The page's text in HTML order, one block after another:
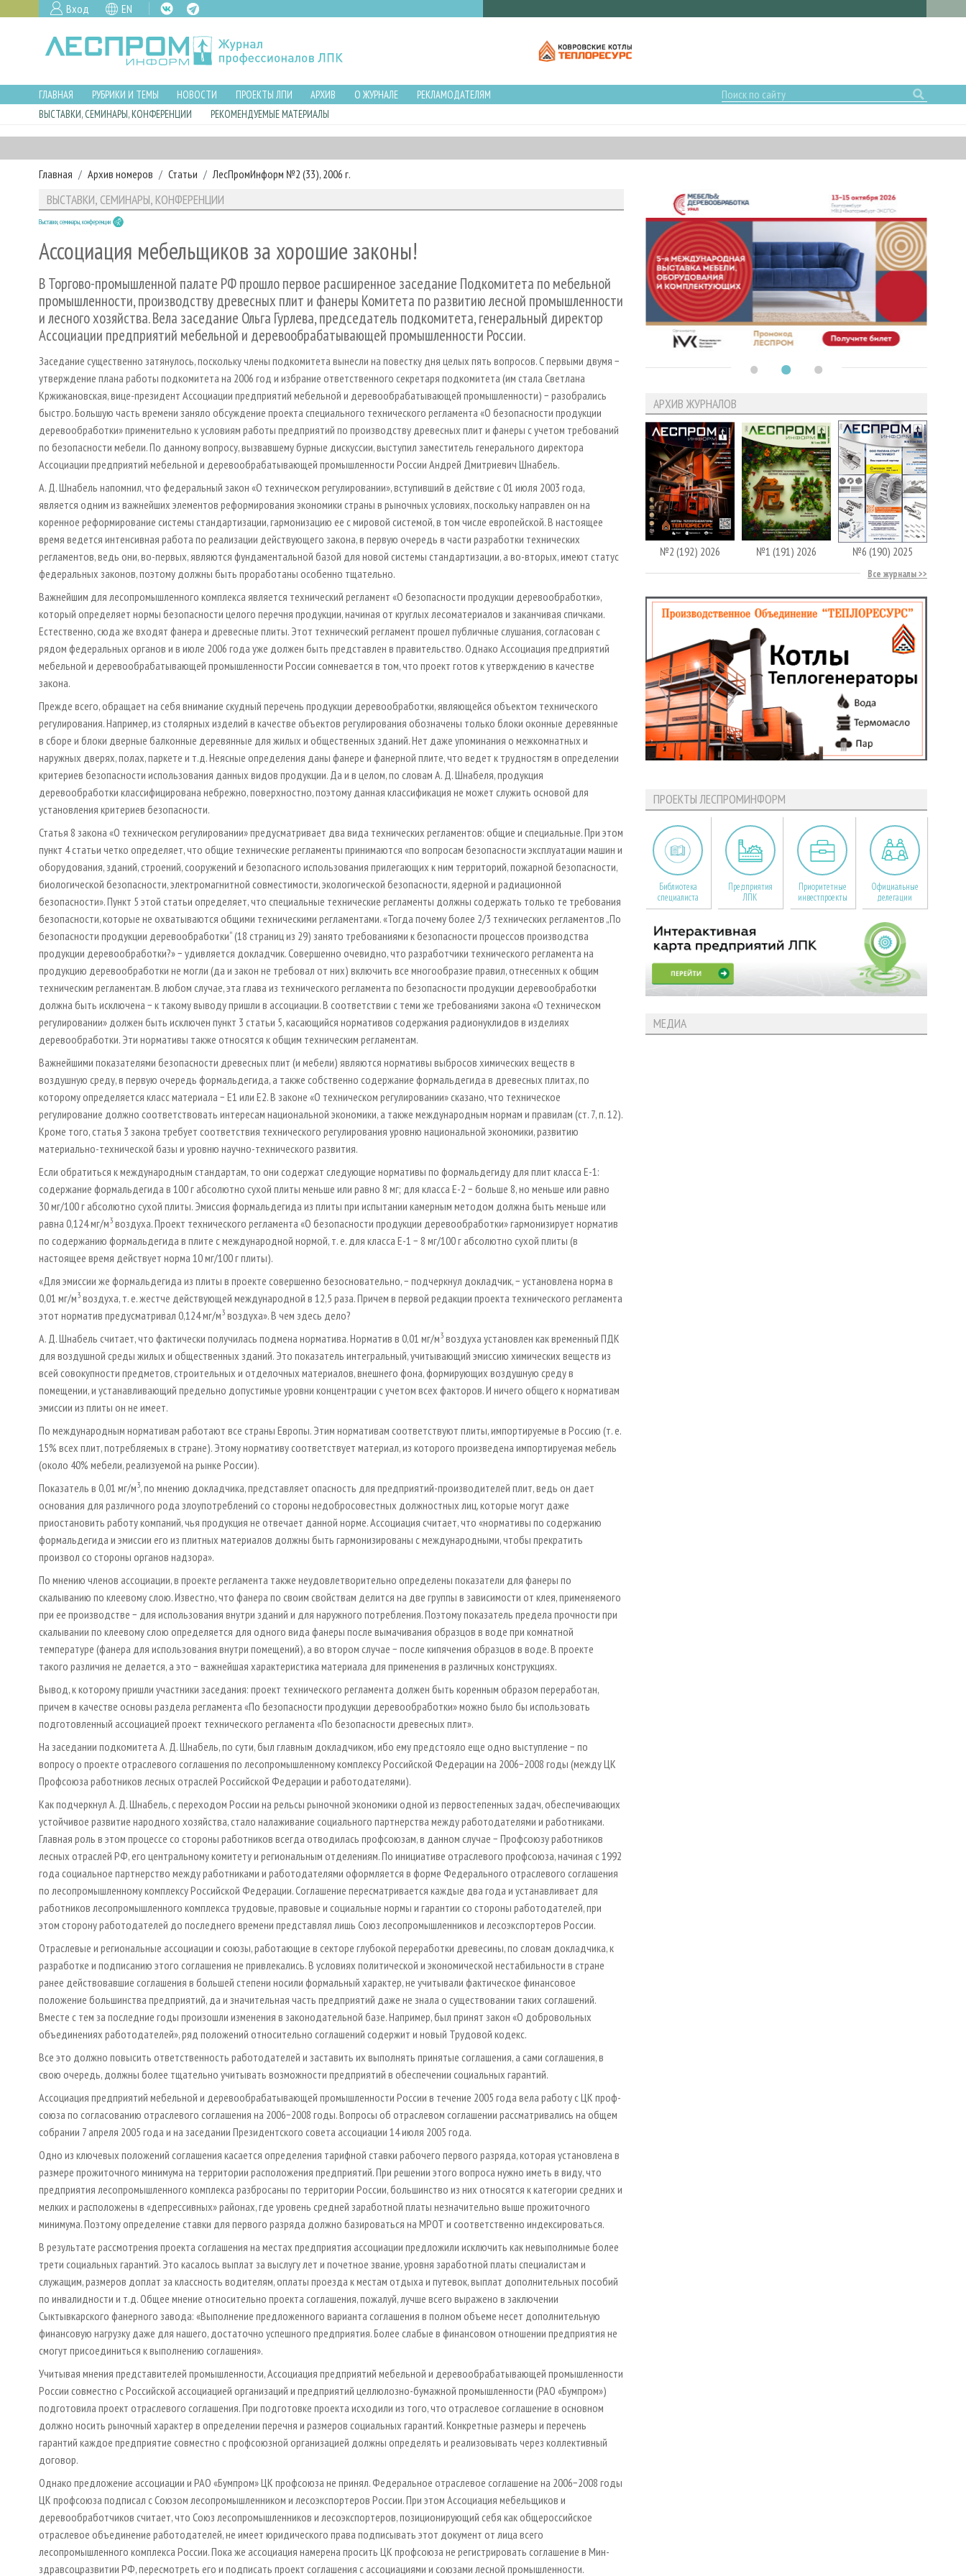
Вход EN
ГЛАВНАЯ РУБРИКИ И ТЕМЫ НОВОСТИ ПРОЕКТЫ ЛПИ АРХИВ О ЖУРНАЛЕ
РЕКЛАМОДАТЕЛЯМ
ВЫСТАВКИ, СЕМИНАРЫ, КОНФЕРЕНЦИИ
РЕКОМЕНДУЕМЫЕ МАТЕРИАЛЫ
Главная Архив номеров Статьи ЛесПромИнформ №2 (33), 2006 г.
ВЫСТАВКИ, СЕМИНАРЫ, КОНФЕРЕНЦИИ
Выставки, семинары, конференции
Ассоциация мебельщиков за хорошие законы!
В Торгово-промышленной палате РФ прошло первое расширенное заседание Подкомитета по мебельной
промышленности, производству древесных плит и фанеры Комитета по развитию лесной промышленности
и лесного хозяйства. Вела заседание Ольга Гурлева, председатель подкомитета, генеральный директор
Ассоциации предприятий мебельной и деревообрабатывающей промышленности России.
Заседание существенно затянулось, поскольку члены подкомитета вынесли на повестку дня целых пять вопросов. С первыми двумя −
утверждение плана работы подкомитета на 2006 год и избрание ответственного секретаря подкомитета (им стала Светлана
Кржижановская, вице-президент Ассоциации предприятий мебельной и деревообрабатывающей промышленности) − разобрались
быст­ро. Большую часть времени заняло обсуждение проекта специального технического регламента «О безопасности продукции
деревообработки» применительно к условиям работы предприятий по производству древесных плит и фанеры с учетом требований
по безопасности мебели. По данному вопросу, вызвавшему бурные дискуссии, выступил заместитель генерального директора
Ассоциации предприятий мебельной и деревообрабатывающей промышленности России Андрей Дмитриевич Шнабель.
А. Д. Шнабель напомнил, что федеральный закон «О техническом регулировании», вступивший в действие с 01 июля 2003 года,
является одним из важнейших элементов реформирования экономики страны в рыночных условиях, поскольку направлен он на
коренное реформирование сис­темы стандартизации, гармонизацию ее с мировой системой, в том числе европейской. В настоящее
время ведется интенсивная работа по реализации действующего закона, в первую очередь в части разработки технических
регламентов, ведь они, во-первых, являются фундаментальной базой для новой системы стандартизации, а во-вторых, имеют статус
федеральных законов, поэтому должны быть проработаны особенно тщательно.
Важнейшим для лесопромышленного комплекса является технический регламент «О безопасности продукции деревообработки»,
который определяет нормы безопасности целого перечня продукции, начиная от круглых лесоматериалов и заканчивая спичками.
Естественно, сюда же входят фанера и древесные плиты. Этот технический регламент прошел публичные слушания, согласован с
рядом федеральных органов и в июле 2006 года уже должен быть представлен в правительство. Однако Ассоциация предприятий
мебельной и деревообрабатывающей промышленности России сомневается в том, что проект готов к утверждению в качестве
закона.
Прежде всего, обращает на себя внимание скудный перечень продукции деревообработки, являющейся объектом технического
регулирования. Например, из столярных изделий в качестве объектов регулирования обозначены только блоки оконные деревянные
в сборе и блоки дверные балконные деревянные для жилых и общественных зданий. Нет даже упоминания о межкомнатных и
наружных дверях, полах, паркете и т.д. Неясные определения даны фанере и фанерной плите, что ведет к трудностям в определении
критериев безопасности использования данных видов продукции. Да и в целом, по словам А. Д. Шнабеля, продукция
деревообработки классифицирована небрежно, поверхностно, поэтому данная классификация не может служить основой для
установления критериев безопасности.
Статья 8 закона «О техническом регулировании» предусматривает два вида технических регламентов: общие и специальные. При этом
пункт 4 статьи четко определяет, что общие технические регламенты принимаются «по вопросам безопасности эксплуатации машин и
оборудования, зданий, строений, сооружений и безопасного использования прилегающих к ним территорий, пожарной безопасности,
биологической безопасности, электромагнитной совместимости, экологической безопасности, ядерной и радиационной
безопасности». Пункт 5 этой статьи определяет, что специальные технические рег­ламенты должны содержать только те требования
безопасности, которые не охватываются общими техническими регламентами. «Тогда почему более 2/3 технических регламентов „По
безопасности продукции деревообработки“ (18 страниц из 29) занято требованиями к безопасности процессов производства
продукции деревообработки?» − удивляется докладчик. Совершенно очевидно, что разработчики технического регламента на
продукцию деревообработки не могли (да и закон не требовал от них) включить все многообразие правил, отнесенных к общим
техническим регламентам. В любом случае, эта глава из технического регламента по безопасности продукции деревообработки
должна быть исключена − к такому выводу пришли в ассоциации. В соответствии с теми же требованиями закона «О техническом
регулировании» должен быть исключен пункт 3 статьи 5, касающийся нормативов содержания радионуклидов в изделиях
деревообработки. Эти нормативы также относятся к общим техническим регламентам.
Важнейшими показателями безопасности древесных плит (и мебели) являются нормативы выбросов химических веществ в
воздушную среду, в первую очередь формальдегида, а также собственно содержание формальдегида в древесных плитах, по
которому определяется класс материала − Е1 или Е2. В законе «О техническом регулировании» сказано, что техническое
регулирование должно соответствовать интересам национальной экономики, а также международным нормам и правилам (ст. 7, п. 12).
Кроме того, статья 3 закона требует соответствия технического регулирования уровню национальной экономики, развитию
материально-технической базы и уровню научно-технического развития.
Если обратиться к международным стандартам, то они содержат следующие нормативы по формальдегиду для плит класса Е-1:
содержание формальдегида в 100 г абсолютно сухой плиты меньше или равно 8 мг; для класса Е-2 − больше 8, но меньше или равно
30 мг/100 г абсолютно сухой плиты. Эмиссия формальдегида из плиты при испытании камерным методом должна быть меньше или
равна 0,124 мг/м3 воздуха. Проект технического регламента «О безопасности продукции деревообработки» гармонизирует норматив
по содержанию формальдегида в плите с международной нормой, т. е. для класса Е-1 − 8 мг/100 г абсолютно сухой плиты (в
настоящее время действует норма 10 мг/100 г плиты).
«Для эмиссии же формальдегида из плиты в проекте совершенно безосновательно, − подчеркнул докладчик, − установлена норма в
0,01 мг/м3 воздуха, т. е. жестче действующей международной в 12,5 раза. Причем в первой редакции проекта технического регламента
этот норматив предусматривал 0,124 мг/м3 воздуха». В чем здесь дело?
А. Д. Шнабель считает, что фактически получилась подмена норматива. Норматив в 0,01 мг/м3 воздуха установлен как временный ПДК
для воздушной среды жилых и общественных зданий. Это показатель интегральный, учитывающий эмиссию химических веществ из
всей совокупности предметов, строительных и отделочных материалов, внешнего фона, формирующих воздушную среду в
помещении, и устанавливающий предельно допустимые уровни концентрации с учетом всех факторов. И ничего общего к нормативам
эмиссии из плиты он не имеет.
По международным нормативам работают все страны Европы. Этим нормативам соответствуют плиты, импортируемые в Россию (т. е.
15% всех плит, потребляемых в стране). Этому нормативу соответствует материал, из которого произведена импортируемая мебель
(около 40% мебели, реализуемой на рынке России).
Показатель в 0,01 мг/м3, по мнению докладчика, представляет опасность для предприятий-производителей плит, ведь он дает
основания для различного рода злоупотреблений со стороны недобросовестных должностных лиц, которые могут даже
приостановить работу компаний, чья продукция не отвечает данной норме. Ассоциация считает, что «нормативы по содержанию
формальдегида и эмиссии его из плитных материалов должны быть гармонизированы с международными, чтобы прекратить
произвол со стороны органов надзора».
По мнению членов ассоциации, в проекте регламента также неудов­летворительно определены показатели для фанеры по
скалыванию по клеевому слою. Известно, что фанера по своим свойствам делится на две группы в зависимости от клея, применяемого
при ее производстве − для использования внутри зданий и для наружного потребления. Поэтому показатель предела прочности при
скалывании по клеевому слою определяется для одного вида фанеры после вымачивания образцов в воде при комнатной
температуре (фанера для использования внутри помещений), а во втором случае − после кипячения образцов в воде. В проекте
такого различия не делается, а это − важнейшая характеристика материала для применения в различных конструкциях.
Вывод, к которому пришли участники заседания: проект технического регламента должен быть коренным образом переработан,
причем в качест­ве основы раздела регламента «По безопасности продукции деревообработки» можно было бы использовать
подготовленный ассоциацией проект технического регламента «По безопасности древесных плит».
На заседании подкомитета А. Д. Шнабель, по сути, был главным докладчиком, ибо ему предстояло еще одно выступление − по
вопросу о проекте отраслевого соглашения по лесопромышленному комплексу Российской Федерации на 2006−2008 годы (между ЦК
Проф­союза работников лесных отраслей Российской Федерации и работодателями).
Как подчеркнул А. Д. Шнабель, с переходом России на рельсы рыночной экономики одной из первостепенных задач, обеспечивающих
устойчивое развитие народного хозяйства, стало налаживание социального партнерства между работодателями и работниками.
Главная роль в этом процессе со стороны работников всегда отводилась проф­союзам, в данном случае − Профсоюзу работников
лесных отраслей РФ, его центральному комитету и региональным отделениям. По инициативе отраслевого профсоюза, начиная с 1992
года социальное партнерство между работниками и работодателями оформляется в форме Федерального отраслевого соглашения
по лесопромышленному комплексу Российской Федерации. Соглашение пересматривается каждые два года и устанавливает для
работников лесопромышленного комплекса трудовые, правовые и социальные нормы и гарантии со стороны работодателей, при
этом сторону работодателей до последнего времени представлял лишь Союз лесопромышленников и лесоэкспортеров России.
Отраслевые и региональные ассоциации и союзы, работающие в секторе глубокой переработки древесины, по словам докладчика, к
разработке и подписанию этого соглашения не привлекались. В условиях политической и экономической нестабильности в стране
ранее действовавшие соглашения в большей степени носили формальный характер, не учитывали фактическое финансовое
положение большинства предприятий, да и значительная часть предприятий даже не знала о существовании таких соглашений.
Вместе с тем за последние годы произошли изменения в законодательной базе. Например, был принят закон «О добровольных
объединениях работодателей», ряд положений относительно соглашений содержит и новый Трудовой кодекс.
Все это должно повысить ответственность работодателей и заставить их выполнять принятые соглашения, а сами соглашения, в
свою очередь, должны более тщательно учитывать возможности предприятий в обеспечении социальных гарантий.
Ассоциация предприятий мебельной и деревообрабатывающей промышленности России в течение 2005 года вела работу с ЦК проф­
союза по согласованию отраслевого соглашения на 2006−2008 годы. Воп­росы об отраслевом соглашении рассматривались на общем
собрании 7 апреля 2005 года и на заседании Президентского совета ассоциации 14 июля 2005 года.
Одно из ключевых положений соглашения касается определения тарифной ставки рабочего первого разряда, которая установлена в
размере прожиточного минимума на территории расположения предприятий. При решении этого вопроса нужно иметь в виду, что
предприятия лесопромышленного комплекса разбросаны по территории России, большинство из них относятся к категории средних и
мелких и расположены в «депрессивных» районах, где уровень средней заработной платы незначительно выше прожиточного
минимума. Поэтому определение ставки для первого разряда должно базироваться на МРОТ и соответственно индексироваться.
В результате рассмотрения проек­та соглашения на местах предприятия ассоциации предложили исключить как невыполнимые более
трети социальных гарантий. Это касалось выплат за выслугу лет и почетное звание, уровня заработной платы специалистам и
служащим, размеров доплат за классность водителям, оплаты проезда к местам отдыха и путевок, выплат дополнительных пособий
по инвалидности и т.д. Общее мнение относительно проекта соглашения, пожалуй, лучше всего выражено в заключении
Сыктывкарского фанерного завода: «Выполнение предложенного варианта соглашения в полном объеме несет дополнительную
финансовую нагрузку даже для нашего, достаточно успешного предприятия. Более слабые в финансовом отношении предприятия не
смогут присоединиться к выполнению соглашения».
Учитывая мнения представителей промышленности, Ассоциация предприятий мебельной и деревообрабатывающей промышленности
России совместно с Российской ассоциацией организаций и предприятий целлюлозно-бумажной промышленности (РАО «Бумпром»)
подготовила проект отраслевого соглашения. При подготовке проекта исходили из того, что отраслевое соглашение в основном
должно носить рыночный характер в определении перечня и размеров социальных гарантий. Конкретные размеры и перечень
гарантий каждое предприятие совместно с профсоюзной организацией должны определять и реализовывать через коллективный
договор.
Однако предложение ассоциации и РАО «Бумпром» ЦК профсоюза не принял. Федеральное отраслевое соглашение на 2006−2008 годы
ЦК профсоюза подписал с Союзом лесопромышленником и лесоэкспортеров России. При этом Ассоциация мебельщиков и
деревообработчиков считает, что Союз лесопромышленников и лесоэкспортеров, позиционирующий себя как общероссийское
отраслевое объединение работодателей, не имеет юридического права подписывать этот документ от лица всего
лесопромышленного комплекса России. Пока же ассоциация намерена просить ЦК профсоюза не регистрировать соглашение в Мин­
здравсоцразвитии РФ, пересмотреть его и подписать проект соглашения с ассоциациями и союзами лесной промышленности.
АРХИВ ЖУРНАЛОВ
№2 (192) 2026 №1 (191) 2026 №6 (190) 2025
Все журналы
ПРОЕКТЫ ЛЕСПРОМИНФОРМ
Библиотека
специалиста
Предприятия
ЛПК
Приоритетные
инвестпроекты
Официальные
делегации
МЕДИА